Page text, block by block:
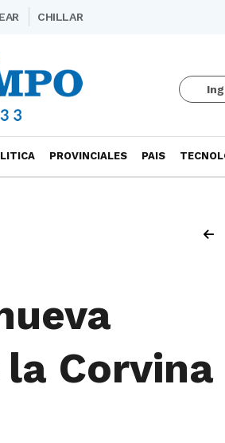
CHILLAR
PROVINCIALES PAIS
Corvina